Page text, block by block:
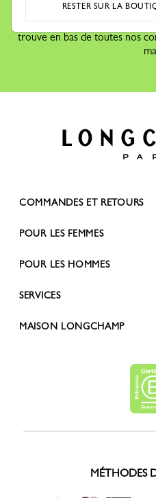
notrePolitique de
trouve en bas de toutes nos
COMMANDES ET RETOURS
POUR LES FEMMES
POUR LES HOMMES
SERVICES
MAISON LONGCHAMP
MÉTHODES
RESTER SUR LA